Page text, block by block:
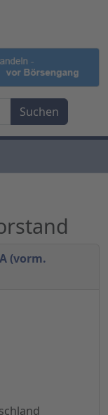
(vorm.